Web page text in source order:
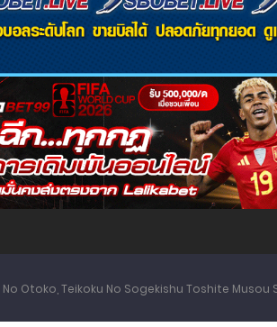
Otoko, Teikoku No Sogekishu Toshite Musou